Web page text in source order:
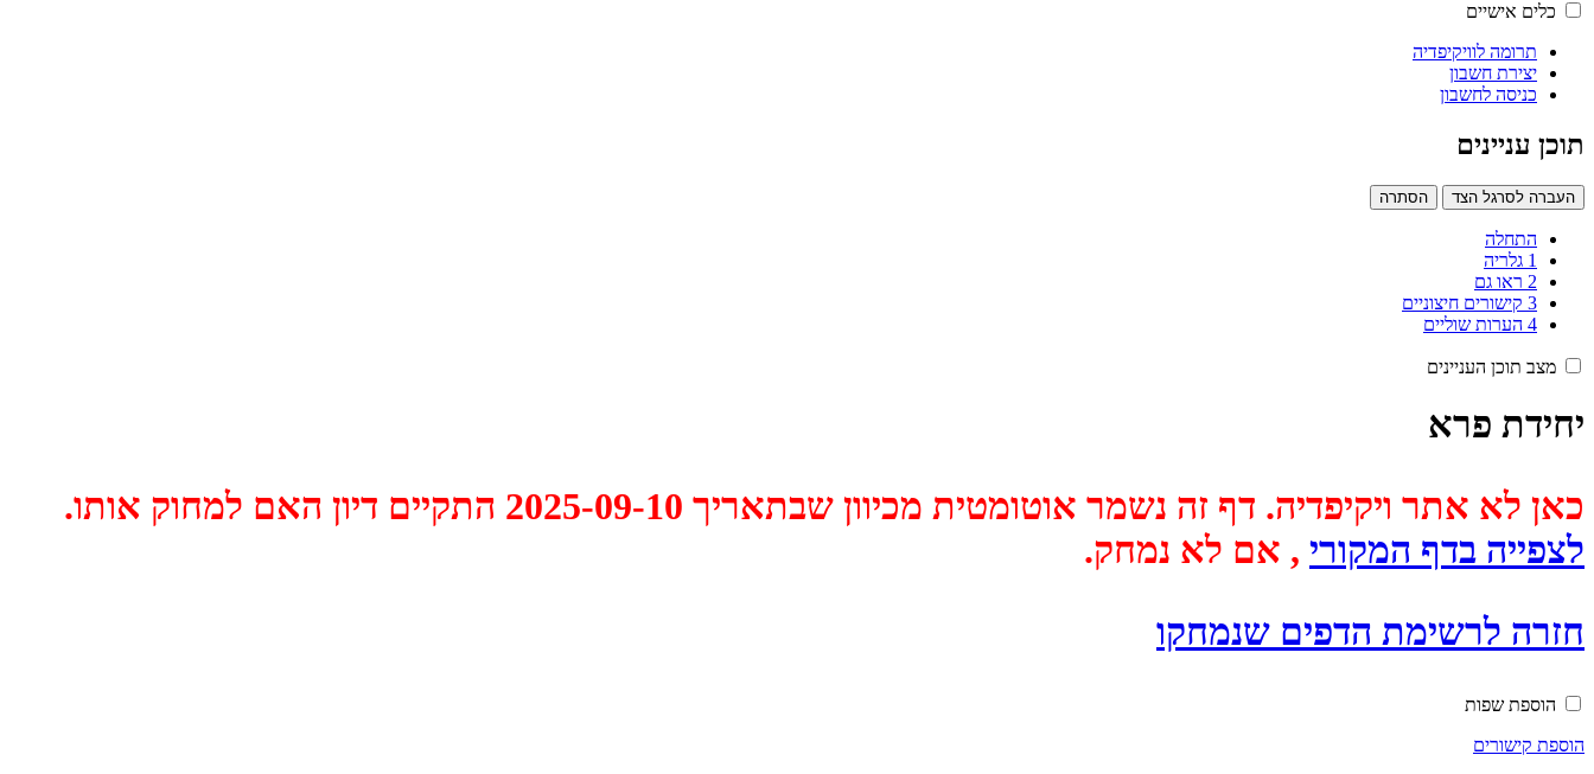
כלים אישיים
תרומה לוויקיפדיה
יצירת חשבון
כניסה לחשבון
תוכן עניינים
העברה לסרגל הצד הסתרה
התחלה
1 גלריה
2 ראו גם
3 קישורים חיצוניים
4 הערות שוליים
מצב תוכן העניינים
יחידת פרא
כאן לא אתר ויקיפדיה. דף זה נשמר אוטומטית מכיוון שבתאריך 2025-09-10 התקיים דיון האם למחוק אותו.
לצפייה בדף המקורי , אם לא נמחק.
חזרה לרשימת הדפים שנמחקו
הוספת שפות
הוספת קישורים